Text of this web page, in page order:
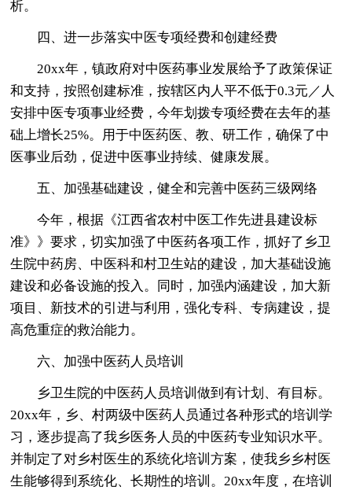
析。
四、进一步落实中医专项经费和创建经费
20xx年，镇政府对中医药事业发展给予了政策保证
和支持，按照创建标准，按辖区内人平不低于0.3元／人
安排中医专项事业经费，今年划拨专项经费在去年的基
础上增长25%。用于中医药医、教、研工作，确保了中
医事业后劲，促进中医事业持续、健康发展。
五、加强基础建设，健全和完善中医药三级网络
今年，根据《江西省农村中医工作先进县建设标
准》》要求，切实加强了中医药各项工作，抓好了乡卫
生院中药房、中医科和村卫生站的建设，加大基础设施
建设和必备设施的投入。同时，加强内涵建设，加大新
项目、新技术的引进与利用，强化专科、专病建设，提
高危重症的救治能力。
六、加强中医药人员培训
乡卫生院的中医药人员培训做到有计划、有目标。
20xx年，乡、村两级中医药人员通过各种形式的培训学
习，逐步提高了我乡医务人员的中医药专业知识水平。
并制定了对乡村医生的系统化培训方案，使我乡乡村医
生能够得到系统化、长期性的培训。20xx年度，在培训